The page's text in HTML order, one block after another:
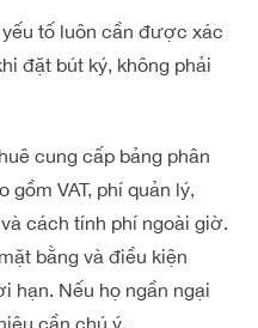
tố luôn cần được xác
đặt bút ký, không phải
cung cấp bảng phân
gồm VAT, phí quản lý,
cách tính phí ngoài giờ.
bằng và điều kiện
hạn. Nếu họ ngần ngại
cần chú ý.